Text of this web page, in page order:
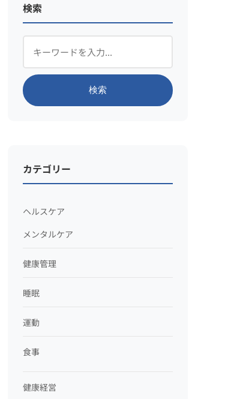
検索
検索
カテゴリー
ヘルスケア
メンタルケア
健康管理
睡眠
運動
食事
健康経営